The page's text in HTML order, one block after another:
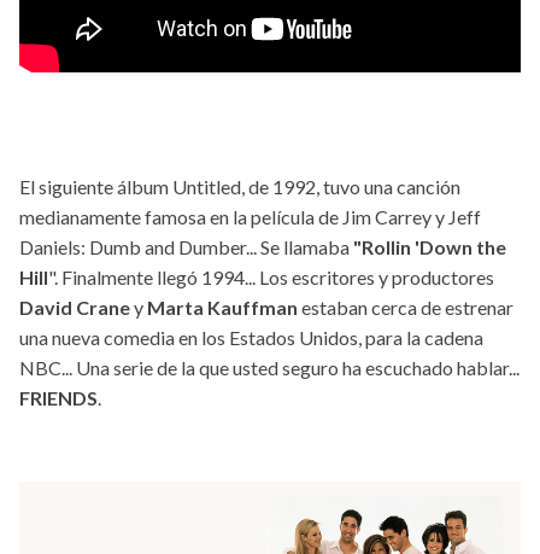
El siguiente álbum Untitled, de 1992, tuvo una canción
medianamente famosa en la película de Jim Carrey y Jeff
Daniels: Dumb and Dumber... Se llamaba "Rollin 'Down the
Hill". Finalmente llegó 1994... Los escritores y productores
David Craney Marta Kauffman estaban cerca de estrenar
una nueva comedia en los Estados Unidos, para la cadena
NBC... Una serie de la que usted seguro ha escuchado hablar...
FRIENDS.